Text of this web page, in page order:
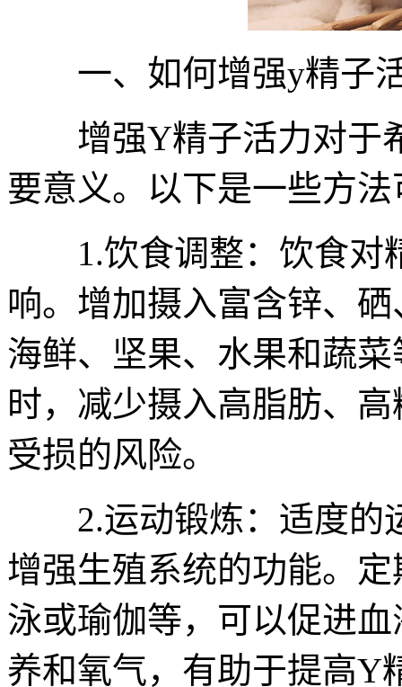
一、如何增强y精子
增强Y精子活力对于
要意义。以下是一些方
1.饮食调整：饮食对
响。增加摄入富含锌、
海鲜、坚果、水果和蔬
时，减少摄入高脂肪、
受损的风险。
2.运动锻炼：适度的
增强生殖系统的功能。
泳或瑜伽等，可以促进
养和氧气，有助于提高Y